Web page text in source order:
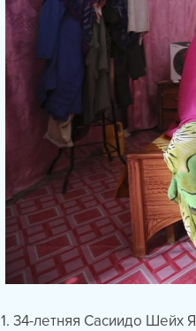
1. 34-летняя Сасиидо Шейх